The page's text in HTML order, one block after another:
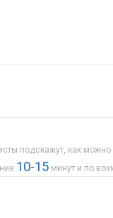
подскажут, как можно
10-15 минут и по